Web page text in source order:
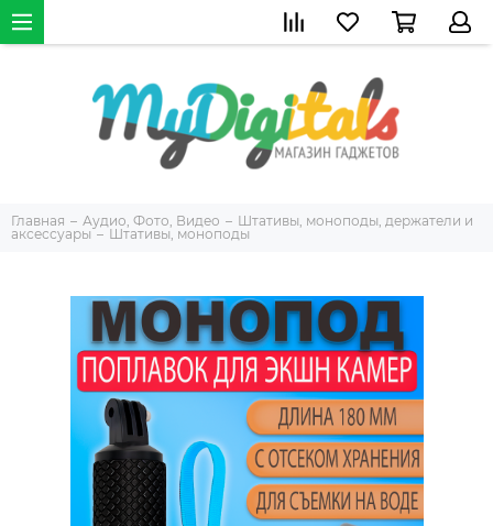
Главная Аудио, Фото, Видео
Штативы, моноподы, держатели и
аксессуары
Штативы, моноподы